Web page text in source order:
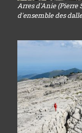
Arres d'Anie (Pierre
d'ensemble des